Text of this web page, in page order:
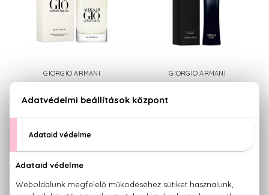
GIORGIO ARMANI
Acqua di Gio
Utántölthető Eau De Parfum
GIORGIO ARMANI
Armani Code Pour Homme
Klasszikus Eau De Toilette